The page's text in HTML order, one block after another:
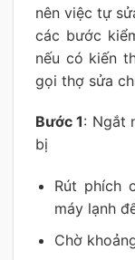
nên việc tự
các bước
nếu có kiến
gọi thợ sửa
Bước 1: Ngắt
bị
Rút phích
máy lạnh
Chờ